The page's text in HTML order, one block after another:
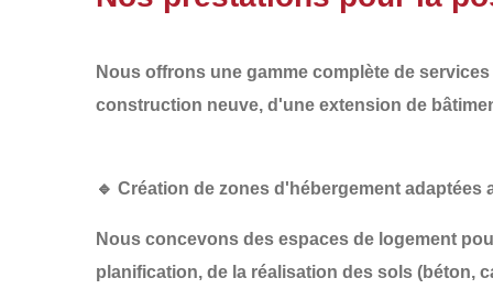
Nous offrons une gamme complète de
construction neuve, d'une extension de
🔹 Création de zones d'hébergement adaptées
Nous concevons des espaces de logement
planification, de la réalisation des sols (béton,